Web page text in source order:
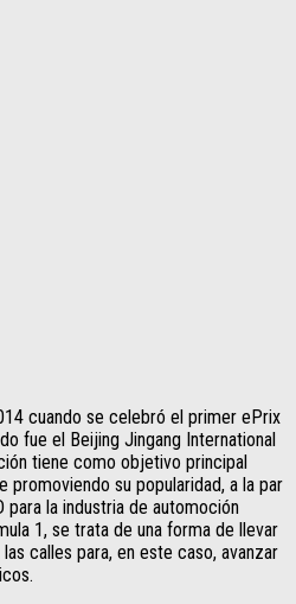
cuando se celebró el primer ePrix
fue el Beijing Jingang International
tiene como objetivo principal
promoviendo su popularidad, a la par
la industria de automoción
1, se trata de una forma de llevar
calles para, en este caso, avanzar